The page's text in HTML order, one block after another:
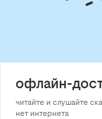
офлайн-
читайте и слушайте
нет интернета